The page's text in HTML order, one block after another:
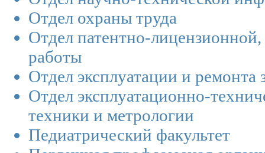
Отдел охраны труда
Отдел патентно-лицензионной,
работы
Отдел эксплуатации и
Отдел эксплуатационно-
техники и метрологии
Педиатрический факультет